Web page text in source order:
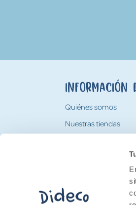
Información
Quiénes somos
Nuestras tiendas
Tarjeta Regalo Dideco